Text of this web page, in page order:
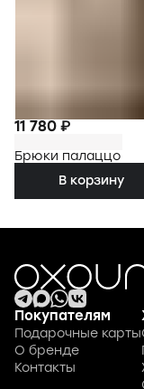
11 780 ₽
Брюки палаццо
В корзину
Покупателям
Подарочные карты
О бренде
Контакты